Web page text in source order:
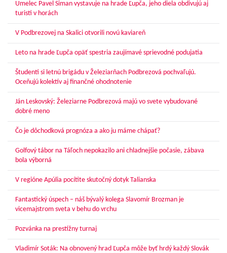
Umelec Pavel Siman vystavuje na hrade Ľupča, jeho diela obdivujú aj
turisti v horách
V Podbrezovej na Skalici otvorili novú kaviareň
Leto na hrade Ľupča opäť spestria zaujímavé sprievodné podujatia
Študenti si letnú brigádu v Železiarňach Podbrezová pochvaľujú.
Oceňujú kolektív aj finančné ohodnotenie
Ján Leskovský: Železiarne Podbrezová majú vo svete vybudované
dobré meno
Čo je dôchodková prognóza a ako ju máme chápať?
Golfový tábor na Táľoch nepokazilo ani chladnejšie počasie, zábava
bola výborná
V regióne Apúlia pocítite skutočný dotyk Talianska
Fantastický úspech – náš bývalý kolega Slavomír Brozman je
vicemajstrom sveta v behu do vrchu
Pozvánka na prestížny turnaj
Vladimír Soták: Na obnovený hrad Ľupča môže byť hrdý každý Slovák